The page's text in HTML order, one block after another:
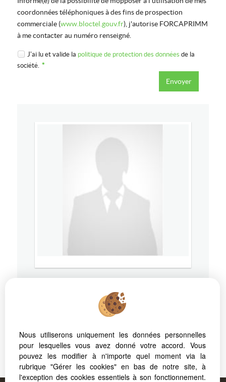
coordonnées téléphoniques à des fins de prospection
commerciale (www.bloctel.gouv.fr), j'autorise FORCAPRIMM
à me contacter au numéro renseigné.
J'ai lu et valide la politique de protection des données de la
société. *
Mobile07 87 00 98 94
RSAC: - Ville du greffe:
Nous utiliserons uniquement les données personnelles
pour lesquelles vous avez donné votre accord. Vous
pouvez les modifier à n'importe quel moment via la
rubrique "Gérer les cookies" en bas de notre site, à
l'exception des cookies essentiels à son fonctionnement.